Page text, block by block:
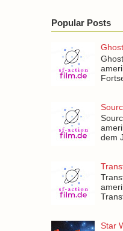
Popular Posts
dem
Star